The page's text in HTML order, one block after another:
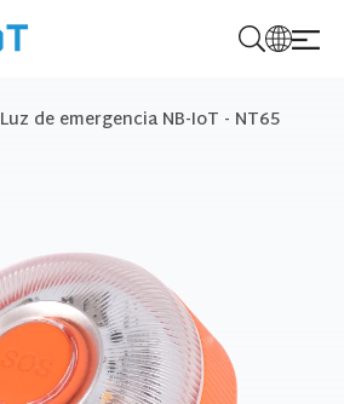
Luz de emergencia NB-IoT - NT65